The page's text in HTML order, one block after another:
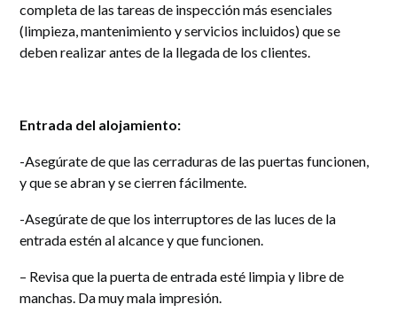
completa de las tareas de inspección más esenciales
(limpieza, mantenimiento y servicios incluidos) que se
deben realizar antes de la llegada de los clientes.
Entrada del alojamiento:
-Asegúrate de que las cerraduras de las puertas funcionen,
y que se abran y se cierren fácilmente.
-Asegúrate de que los interruptores de las luces de la
entrada estén al alcance y que funcionen.
– Revisa que la puerta de entrada esté limpia y libre de
manchas. Da muy mala impresión.